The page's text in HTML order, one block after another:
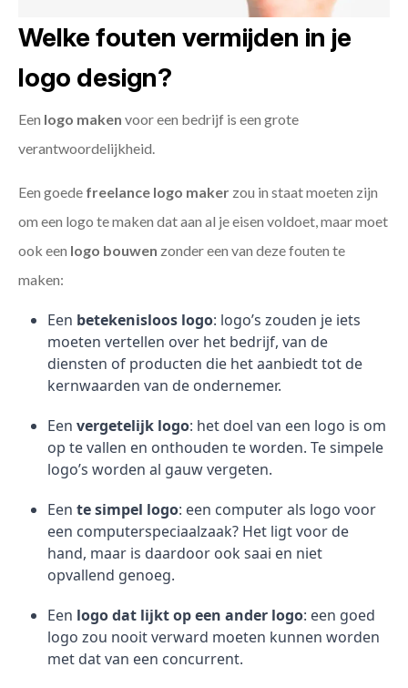
Welke fouten vermijden in je
logo design?
Een logo maken voor een bedrijf is een grote
verantwoordelijkheid.
Een goede freelance logo maker zou in staat moeten zijn
om een logo te maken dat aan al je eisen voldoet, maar moet
ook een logo bouwen zonder een van deze fouten te
maken:
Een betekenisloos logo: logo’s zouden je iets
moeten vertellen over het bedrijf, van de
diensten of producten die het aanbiedt tot de
kernwaarden van de ondernemer.
Een vergetelijk logo: het doel van een logo is om
op te vallen en onthouden te worden. Te simpele
logo’s worden al gauw vergeten.
Een te simpel logo: een computer als logo voor
een computerspeciaalzaak? Het ligt voor de
hand, maar is daardoor ook saai en niet
opvallend genoeg.
Een logo dat lijkt op een ander logo: een goed
logo zou nooit verward moeten kunnen worden
met dat van een concurrent.